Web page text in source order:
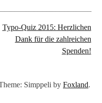
Typo-Quiz 2015: Herzlichen
Dank für die zahlreichen
Spenden!
Simppeli by Foxland.